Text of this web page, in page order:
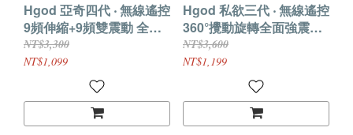
Hgod 亞奇四代 ‧ 無線遙控
9頻伸縮+9頻雙震動 全方
位精準刺激前列腺按摩器
﹝內外夾擊/束環鎖精/親膚
矽膠﹞*亞馬遜上市款*
NT$3,300
NT$1,099
Hgod 私欲三代 ‧ 無線遙控
360°攪動旋轉全面強震動
後庭前列腺按摩器﹝9頻調
控/3馬達內外刺/親膚矽膠/
磁吸充電﹞*亞馬遜上市款
*
NT$3,600
NT$1,199